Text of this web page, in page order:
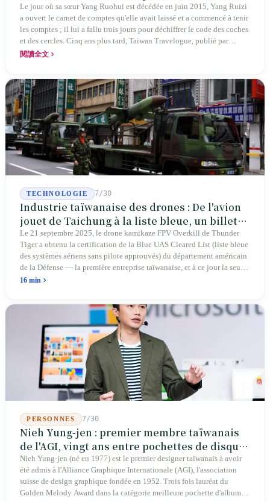
Le jour où sa sœur Yang Ruohui est décédée en juin 2015, Yang Ruizi
a ouvert le carnet de comptes qu'elle avait laissé et a commencé à tenir
les comptes ; il lui a fallu trois jours pour déchiffrer le code des coches
et des cercles. Cinq ans plus tard, Taiwan Travelogue, publié par
Chanshan, portait la mention « par Chihako Aoyama, traduit par Yang
traduit un livre inexistant sous le nom de sa sœur.
閱讀全文
TECHNOLOGIE 7/30
Industrie taïwanaise des drones : De l'avion
jouet de Taichung à la liste bleue, un billet
d'entrée pour Thunder Tiger
Le 21 septembre 2025, le drone kamikaze FPV Overkill de Thunder
Tiger a obtenu la certification de la Blue UAS Cleared List (liste bleue
des systèmes aériens sans pilote approuvés) du département américain
de la Défense — la première entreprise taïwanaise, et à ce jour la seule.
Sur les 39 plateformes de drones finis et les 165 composants de cette
Act pour établir un passage prioritaire pour les fabricants taïwanais ; la
simple existence de ce projet de loi révèle une réalité : Taïwan avance
trop lentement, au point que les États-Unis doivent légiférer pour
abaisser les barrières. Une entreprise qui fabrique des avions
télécommandés depuis 46 ans à Taichung prévoit de construire sa
deuxième usine dans l'Ohio.
16 min
PERSONNES 7/30
Nieh Yung-jen : premier membre taïwanais
de l'AGI, vingt ans entre pochettes de disques
et systèmes d'identité nationale
Nieh Yung-jen (né en 1977) est le premier designer taïwanais à avoir
été admis à l'Alliance Graphique Internationale (AGI), l'association
suisse de design graphique fondée en 1952. Trois fois lauréat du
Golden Melody Award dans la catégorie meilleure pochette d'album, il